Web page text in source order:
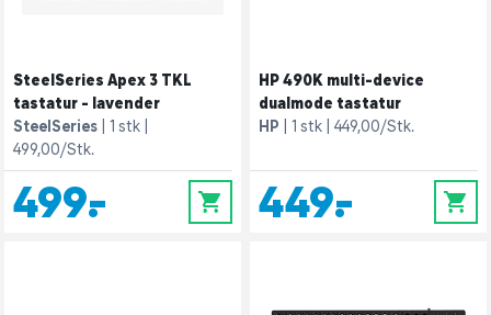
SteelSeries Apex 3 TKL
tastatur - lavender
SteelSeries
1 stk
499,00/Stk.
499,- 0
HP 490K multi-device
dualmode tastatur
HP
1 stk 449,00/Stk.
449,- 0